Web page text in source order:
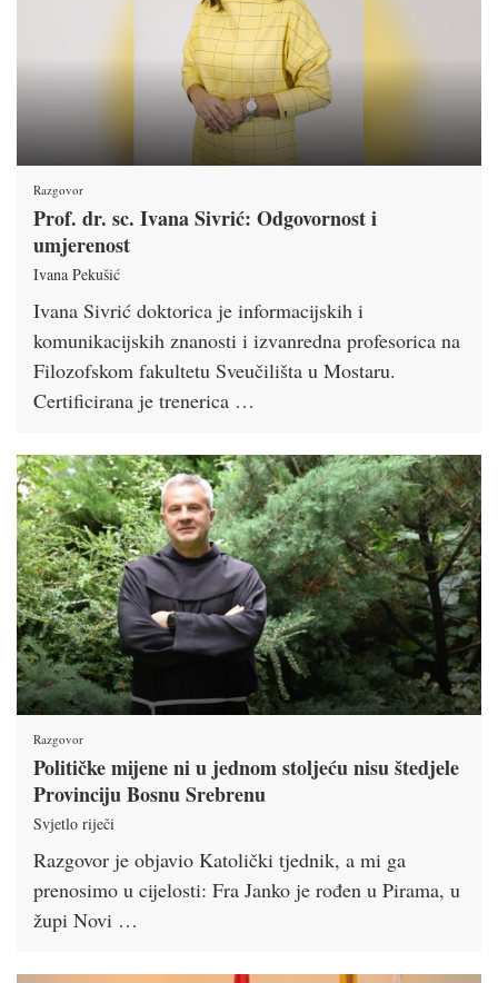
Razgovor
Prof. dr. sc. Ivana Sivrić: Odgovornost i
umjerenost
Ivana Pekušić
Ivana Sivrić doktorica je informacijskih i
komunikacijskih znanosti i izvanredna profesorica na
Filozofskom fakultetu Sveučilišta u Mostaru.
Certificirana je trenerica …
Razgovor
Političke mijene ni u jednom stoljeću nisu štedjele
Provinciju Bosnu Srebrenu
Svjetlo riječi
Razgovor je objavio Katolički tjednik, a mi ga
prenosimo u cijelosti: Fra Janko je rođen u Pirama, u
župi Novi …